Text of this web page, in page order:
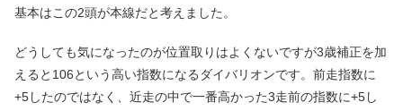
基本はこの2頭が本線だと考えました。
どうしても気になったのが位置取りはよくないですが3歳補正を加
えると106という高い指数になるダイバリオンです。前走指数に
+5したのではなく、近走の中で一番高かった3走前の指数に+5し